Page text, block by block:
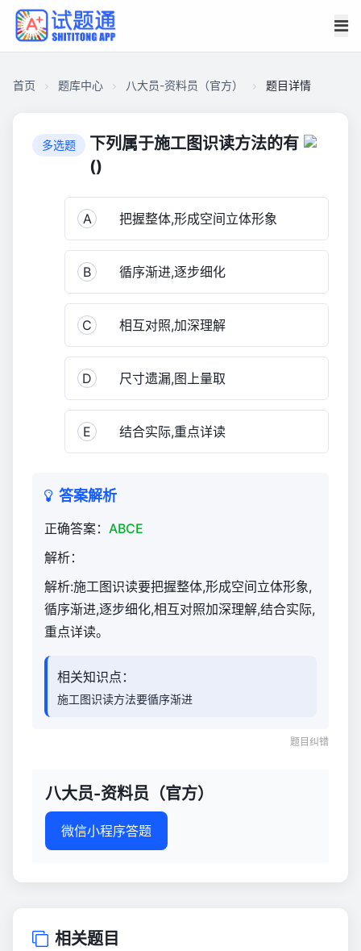
首页 题库中心 八大员-资料员（官方） 题目详情
多选题
下列属于施工图识读方法的有
()
A 把握整体,形成空间立体形象
B 循序渐进,逐步细化
C 相互对照,加深理解
D 尺寸遗漏,图上量取
E 结合实际,重点详读
答案解析
正确答案： ABCE
解析：
解析:施工图识读要把握整体,形成空间立体形象,
循序渐进,逐步细化,相互对照加深理解,结合实际,
重点详读。
相关知识点：
施工图识读方法要循序渐进
题目纠错
八大员-资料员（官方）
微信小程序答题
相关题目